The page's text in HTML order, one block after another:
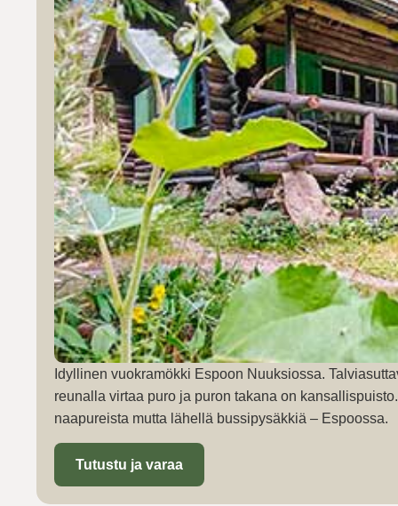
Idyllinen vuokramökki Espoon Nuuksiossa.
reunalla virtaa puro ja puron takana on
naapureista mutta lähellä bussipysäkkiä – Espoossa.
Tutustu ja varaa